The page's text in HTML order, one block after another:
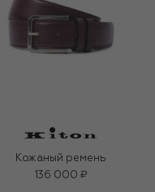
Кожаный ремень
136 000 ₽